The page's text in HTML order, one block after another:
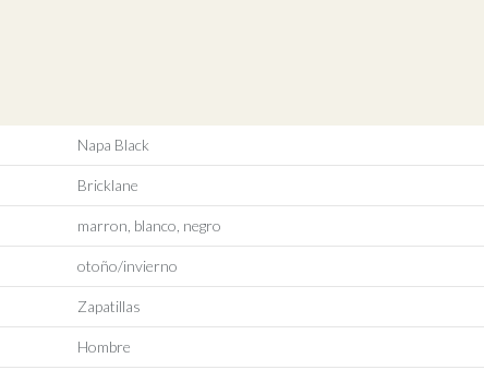
Napa Black
Bricklane
marron, blanco, negro
otoño/invierno
Zapatillas
Hombre